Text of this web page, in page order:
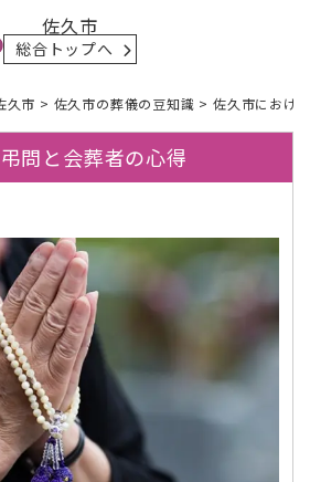
佐久市
総合トップへ
久市 > 佐久市の葬儀の豆知識 >佐久市におけ
問と会葬者の心得